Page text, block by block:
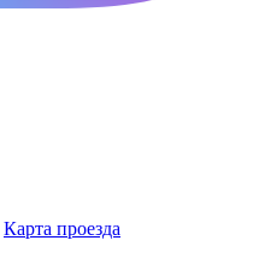
Карта проезда